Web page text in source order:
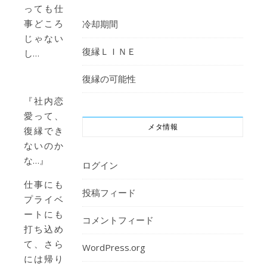
っても仕
事どころ
じゃない
し…
『社内恋
愛って、
復縁でき
ないのか
な…』
仕事にも
プライベ
ートにも
打ち込め
て、さら
には帰り
冷却期間
復縁ＬＩＮＥ
復縁の可能性
メタ情報
ログイン
投稿フィード
コメントフィード
WordPress.org